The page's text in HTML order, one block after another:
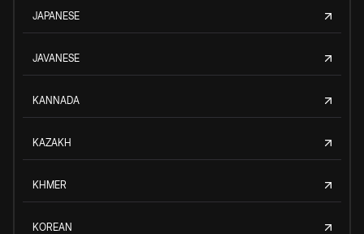
JAPANESE
JAVANESE
KANNADA
KAZAKH
KHMER
KOREAN